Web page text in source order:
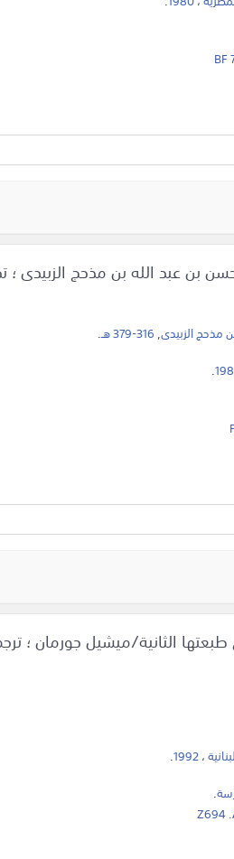
BF
بن عبد الله بن مذحج الزبيدى
مذحج الزبيدى,
.
.
الثانية/ميشيل جورمان ؛
،1992
.
.
Z694